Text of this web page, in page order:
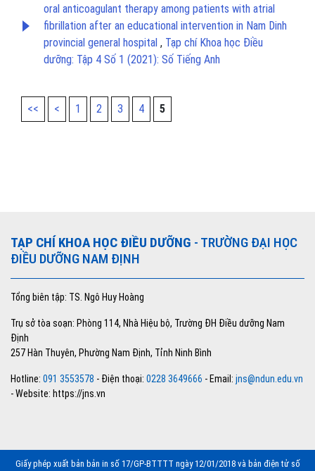
oral anticoagulant therapy among patients with atrial
fibrillation after an educational intervention in Nam Dinh
provincial general hospital , Tạp chí Khoa học Điều
dưỡng: Tập 4 Số 1 (2021): Số Tiếng Anh
<< < 1 2 3 4 5
TẠP CHÍ KHOA HỌC ĐIỀU DƯỠNG - TRƯỜNG ĐẠI HỌC
ĐIỀU DƯỠNG NAM ĐỊNH
Tổng biên tập: TS. Ngô Huy Hoàng
Trụ sở tòa soạn: Phòng 114, Nhà Hiệu bộ, Trường ĐH Điều dưỡng Nam
Định
257 Hàn Thuyên, Phường Nam Định, Tỉnh Ninh Bình
Hotline: 091 3553578 - Điện thoại: 0228 3649666 - Email: jns@ndun.edu.vn
- Website: https://jns.vn
Giấy phép xuất bản bản in số 17/GP-BTTTT ngày 12/01/2018 và bản điện tử số